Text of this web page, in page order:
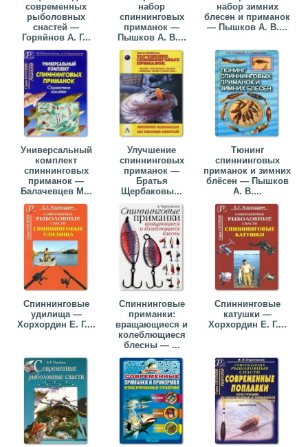
современных
рыболовных
снастей —
Горяйнов А. Г...
набор
спиннинговых
приманок —
Пышков А. В....
набор зимних
блесен и приманок
— Пышков А. В....
Универсальный
комплект
спиннинговых
приманок —
Балачевцев М...
Улучшение
спиннинговых
приманок —
Братья
Щербаковы...
Тюнинг
спиннинговых
приманок и зимних
блёсен — Пышков
А. В....
Спиннинговые
удилища —
Хорхордин Е. Г....
Спиннинговые
приманки:
вращающиеся и
колеблющиеся
блесны — ...
Спиннинговые
катушки —
Хорхордин Е. Г....